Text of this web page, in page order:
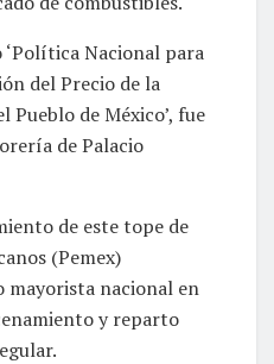
Nacional para
del Precio de la
Pueblo de México’, fue
de Palacio
de este tope de
(Pemex)
nacional en
y reparto